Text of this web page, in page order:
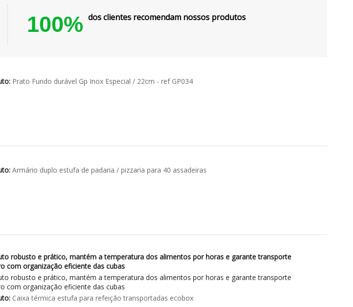
100% dos clientes recomendam nossos produtos
Prato Fundo durável Gp Inox Especial / 22cm - ref GP034
Armário duplo estufa de padaria / pizzaria para 40 assadeiras
robusto e prático, mantém a temperatura dos alimentos por horas e garante transporte
com organização eficiente das cubas
robusto e prático, mantém a temperatura dos alimentos por horas e garante transporte
com organização eficiente das cubas
Caixa térmica estufa para refeição transportadas ecobox